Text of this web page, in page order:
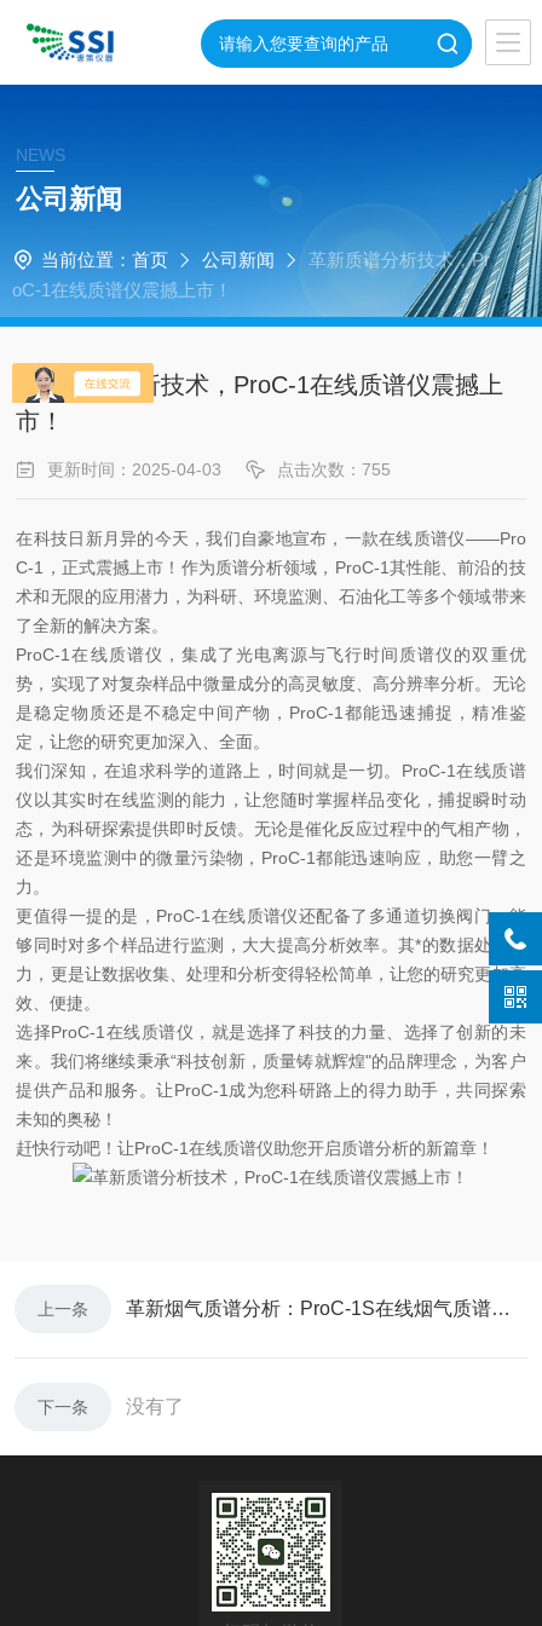
NEWS
公司新闻
当前位置： 首页 公司新闻
革新质谱分析技术，Pr
oC-1在线质谱仪震撼上市！
革新质谱分析技术，ProC-1在线质谱仪震撼上
市！
更新时间：2025-04-03 点击次数：755
在科技日新月异的今天，我们自豪地宣布，一款在线质谱仪——Pro
C-1，正式震撼上市！作为质谱分析领域，ProC-1其性能、前沿的技
术和无限的应用潜力，为科研、环境监测、石油化工等多个领域带来
了全新的解决方案。
ProC-1在线质谱仪，集成了光电离源与飞行时间质谱仪的双重优
势，实现了对复杂样品中微量成分的高灵敏度、高分辨率分析。无论
是稳定物质还是不稳定中间产物，ProC-1都能迅速捕捉，精准鉴
定，让您的研究更加深入、全面。
我们深知，在追求科学的道路上，时间就是一切。ProC-1在线质谱
仪以其实时在线监测的能力，让您随时掌握样品变化，捕捉瞬时动
态，为科研探索提供即时反馈。无论是催化反应过程中的气相产物，
还是环境监测中的微量污染物，ProC-1都能迅速响应，助您一臂之
力。
更值得一提的是，ProC-1在线质谱仪还配备了多通道切换阀门，能
够同时对多个样品进行监测，大大提高分析效率。其*的数据处理能
力，更是让数据收集、处理和分析变得轻松简单，让您的研究更加高
效、便捷。
选择ProC-1在线质谱仪，就是选择了科技的力量、选择了创新的未
来。我们将继续秉承“科技创新，质量铸就辉煌"的品牌理念，为客户
提供产品和服务。让ProC-1成为您科研路上的得力助手，共同探索
未知的奥秘！
赶快行动吧！让ProC-1在线质谱仪助您开启质谱分析的新篇章！
上一条 ​革新烟气质谱分析：ProC-1S在线烟气质谱仪震撼登场！
下一条 没有了